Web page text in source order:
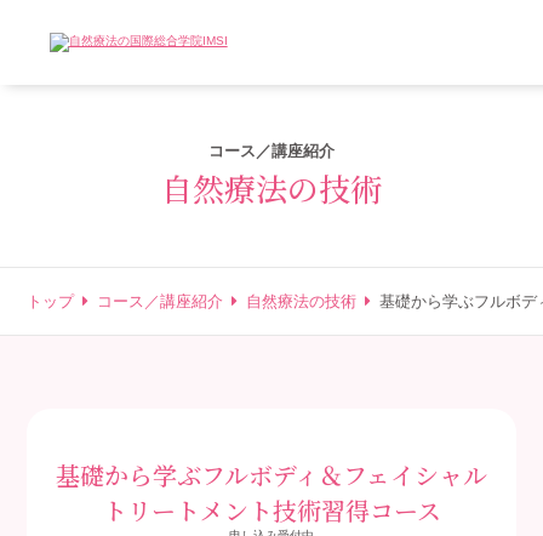
コース／講座紹介
自然療法の技術
トップ コース／講座紹介 自然療法の技術 基礎から学ぶフルボ
基礎から学ぶフルボディ＆フェイシャル
トリートメント技術習得コース